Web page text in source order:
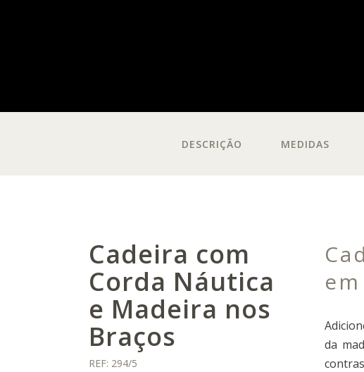
DESCRIÇÃO MEDIDAS
Cadeira com
Corda Náutica
e Madeira nos
Braços
REF: 294/5
da